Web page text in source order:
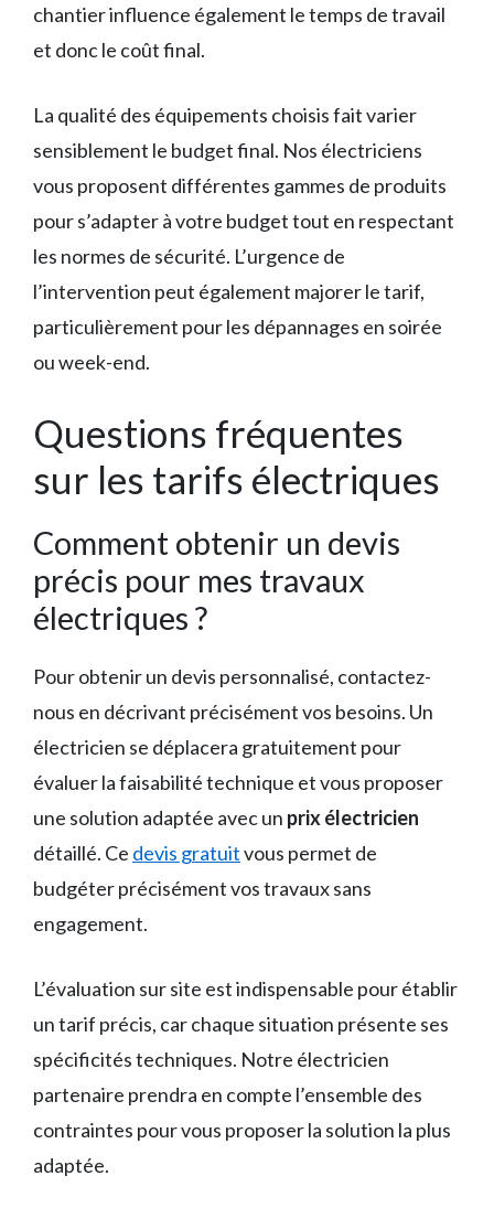
chantier influence également le temps de travail
et donc le coût final.
La qualité des équipements choisis fait varier
sensiblement le budget final. Nos électriciens
vous proposent différentes gammes de produits
pour s’adapter à votre budget tout en respectant
les normes de sécurité. L’urgence de
l’intervention peut également majorer le tarif,
particulièrement pour les dépannages en soirée
ou week-end.
Questions fréquentes
sur les tarifs électriques
Comment obtenir un devis
précis pour mes travaux
électriques ?
Pour obtenir un devis personnalisé, contactez-
nous en décrivant précisément vos besoins. Un
électricien se déplacera gratuitement pour
évaluer la faisabilité technique et vous proposer
une solution adaptée avec un prix électricien
détaillé. Ce devis gratuitvous permet de
budgéter précisément vos travaux sans
engagement.
L’évaluation sur site est indispensable pour établir
un tarif précis, car chaque situation présente ses
spécificités techniques. Notre électricien
partenaire prendra en compte l’ensemble des
contraintes pour vous proposer la solution la plus
adaptée.